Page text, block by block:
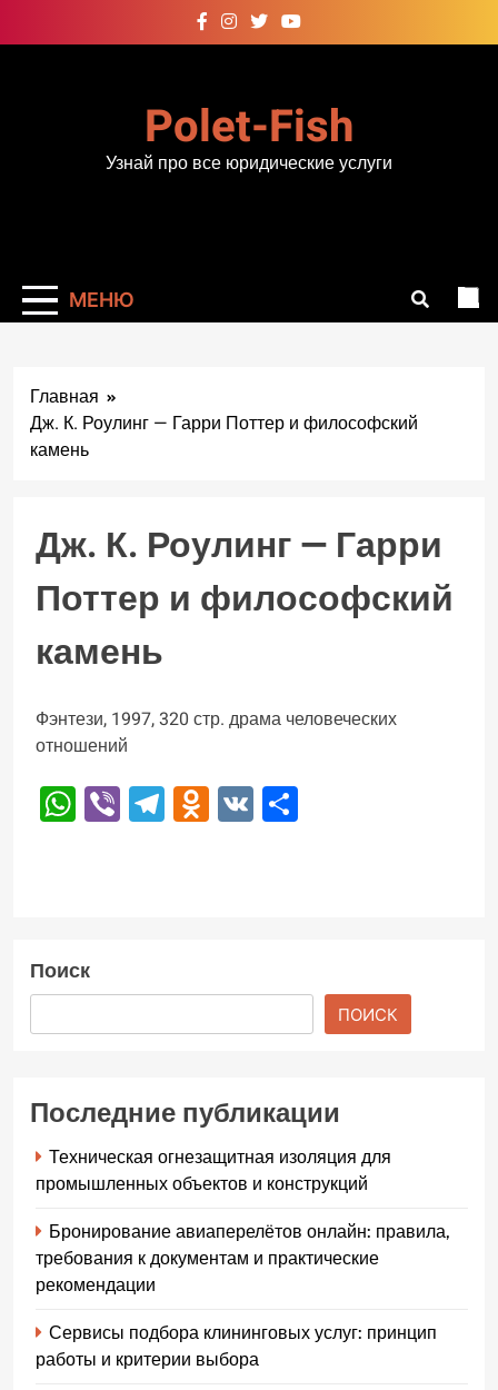
к
Polet-Fish
Узнай про все юридические услуги
МЕНЮ
Главная
Дж. К. Роулинг — Гарри Поттер и философский
камень
Дж. К. Роулинг — Гарри
Поттер и философский
камень
Фэнтези, 1997, 320 стр. драма человеческих
отношений
WhatsApp
ViberTelegram
Odnoklassniki
VK
Поиск
ПОИСК
Последние публикации
Техническая огнезащитная изоляция для
промышленных объектов и конструкций
Бронирование авиаперелётов онлайн: правила,
требования к документам и практические
рекомендации
Сервисы подбора клининговых услуг: принцип
работы и критерии выбора